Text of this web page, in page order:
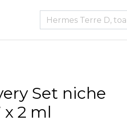
Set niche
2 ml